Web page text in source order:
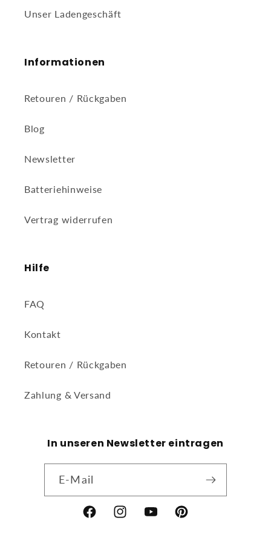
Unser Ladengeschäft
Informationen
Retouren / Rückgaben
Blog
Newsletter
Batteriehinweise
Vertrag widerrufen
Hilfe
FAQ
Kontakt
Retouren / Rückgaben
Zahlung & Versand
In unseren Newsletter eintragen
E-Mail
FacebookInstagramYouTubePinterest